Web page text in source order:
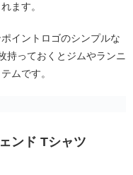
ます。
イントロゴのシンプルな
持っておくとジムやランニ
ムです。
ンド Tシャツ